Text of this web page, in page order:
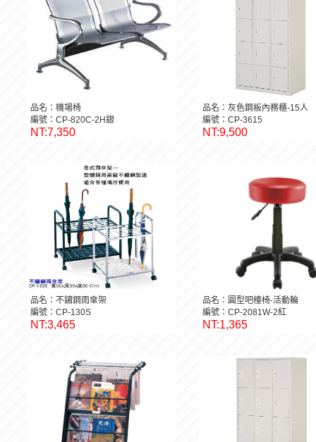
品名：機場椅
編號：CP-820C-2H銀
NT:7,350
品名：灰色鋼板內務櫃-15人
編號：CP-3615
NT:9,500
品名：不鏽鋼雨傘架
編號：CP-130S
NT:3,465
品名：圓型吧檯椅-活動輪
編號：CP-2081W-2紅
NT:1,365